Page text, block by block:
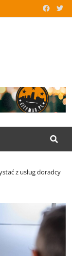
z usług doradcy